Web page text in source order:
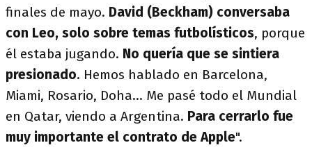
finales de mayo. David (Beckham) conversaba
con Leo, solo sobre temas futbolísticos, porque
él estaba jugando. No quería que se sintiera
presionado. Hemos hablado en Barcelona,
Miami, Rosario, Doha... Me pasé todo el Mundial
en Qatar, viendo a Argentina. Para cerrarlo fue
muy importante el contrato de Apple".